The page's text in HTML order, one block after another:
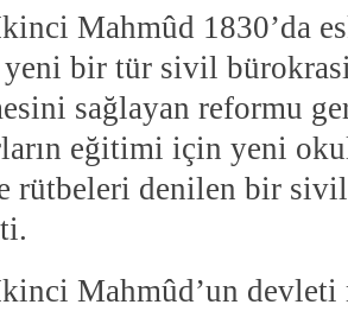
Mahmûd 1830’da
bir tür sivil
sağlayan reformu
eğitimi için yeni
rütbeleri denilen bir
Mahmûd’un devleti